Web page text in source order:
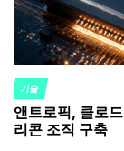
POSTED
IN
기술
앤트로픽, 클로
리콘 조직 구축